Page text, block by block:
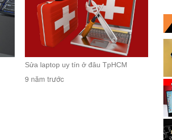
Sửa laptop uy tín ở đâu TpHCM
9 năm trước